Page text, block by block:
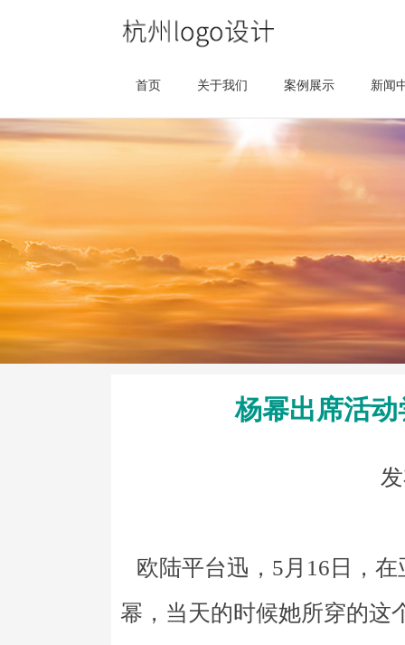
首页 关于我们 案例展示 新闻
杨幂出席活
欧陆平台迅，5月16日，
幂，当天的时候她所穿的这